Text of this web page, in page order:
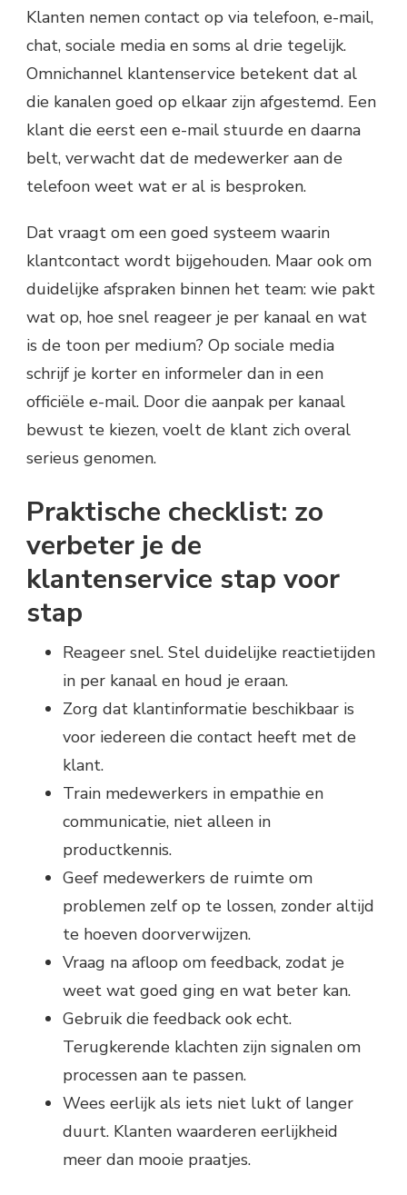
Klanten nemen contact op via telefoon, e-mail,
chat, sociale media en soms al drie tegelijk.
Omnichannel klantenservice betekent dat al
die kanalen goed op elkaar zijn afgestemd. Een
klant die eerst een e-mail stuurde en daarna
belt, verwacht dat de medewerker aan de
telefoon weet wat er al is besproken.
Dat vraagt om een goed systeem waarin
klantcontact wordt bijgehouden. Maar ook om
duidelijke afspraken binnen het team: wie pakt
wat op, hoe snel reageer je per kanaal en wat
is de toon per medium? Op sociale media
schrijf je korter en informeler dan in een
officiële e-mail. Door die aanpak per kanaal
bewust te kiezen, voelt de klant zich overal
serieus genomen.
Praktische checklist: zo
verbeter je de
klantenservice stap voor
stap
Reageer snel. Stel duidelijke reactietijden
in per kanaal en houd je eraan.
Zorg dat klantinformatie beschikbaar is
voor iedereen die contact heeft met de
klant.
Train medewerkers in empathie en
communicatie, niet alleen in
productkennis.
Geef medewerkers de ruimte om
problemen zelf op te lossen, zonder altijd
te hoeven doorverwijzen.
Vraag na afloop om feedback, zodat je
weet wat goed ging en wat beter kan.
Gebruik die feedback ook echt.
Terugkerende klachten zijn signalen om
processen aan te passen.
Wees eerlijk als iets niet lukt of langer
duurt. Klanten waarderen eerlijkheid
meer dan mooie praatjes.